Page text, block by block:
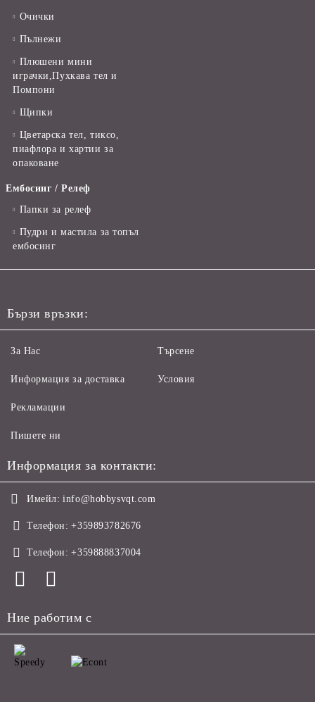
Очички
Пълнежи
Плюшени мини
играчки,Пухкава тел и
Помпони
Щипки
Цветарска тел, тиксо,
пиафлора и хартии за
опаковане
Ембосинг / Релеф
Папки за релеф
Пудри и мастила за топъл
ембосинг
Бързи връзки:
За Нас
Информация за доставка
Рекламации
Пишете ни
Търсене
Условия
Информация за контакти:
Имейл: info@hobbysvqt.com
Телефон: +359893782676
Телефон: +359888837004
Ние работим с